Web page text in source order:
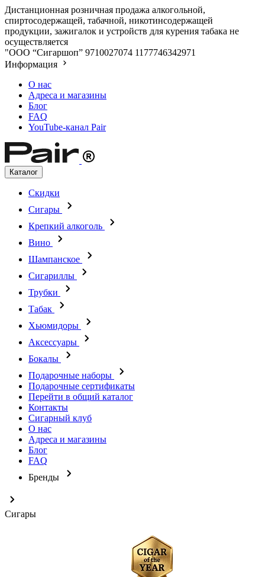
Дистанционная розничная продажа алкогольной,
спиртосодержащей, табачной, никотинсодержащей
продукции, зажигалок и устройств для курения табака не
осуществляется
"ООО “Сигаршоп” 9710027074 1177746342971
Информация
О нас
Адреса и магазины
Блог
FAQ
YouTube-канал Pair
Каталог
Скидки
Сигары
Крепкий алкоголь
Вино
Шампанское
Сигариллы
Трубки
Табак
Хьюмидоры
Аксессуары
Бокалы
Подарочные наборы
Подарочные сертификаты
Перейти в общий каталог
Контакты
Сигарный клуб
О нас
Адреса и магазины
Блог
FAQ
Бренды
Сигары